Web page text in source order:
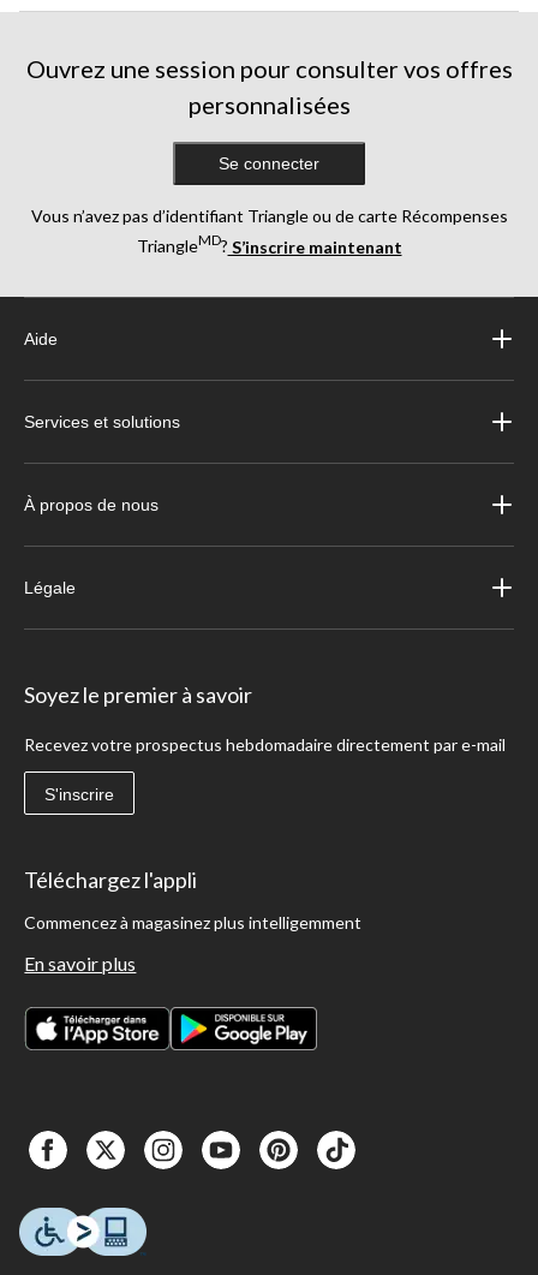
Ouvrez une session pour consulter vos offres
personnalisées
Se connecter
Vous n’avez pas d’identifiant Triangle ou de carte Récompenses
TriangleMD? S’inscrire maintenant
Aide
Services et solutions
À propos de nous
Légale
Soyez le premier à savoir
Recevez votre prospectus hebdomadaire directement par e-mail
S'inscrire
Téléchargez l'appli
Commencez à magasinez plus intelligemment
En savoir plus